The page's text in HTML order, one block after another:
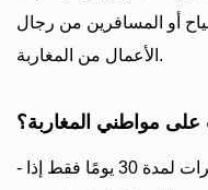
أو المسافرين من رجال
الأعمال من المغاربة.
مواطني المغاربة؟
- جزيرة فوكوك: تنطبق إعفاءات التأشيرات لمدة 30 يومًا فقط إذا